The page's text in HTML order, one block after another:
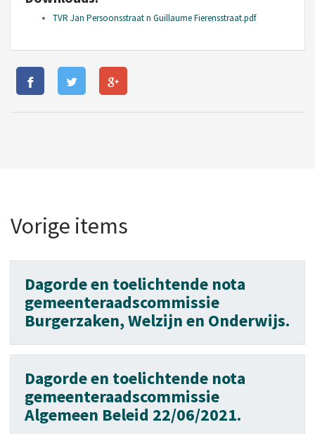
TVR Jan Persoonsstraat n Guillaume Fierensstraat.pdf
Vorige items
Dagorde en toelichtende nota
gemeenteraadscommissie
Burgerzaken, Welzijn en Onderwijs.
Dagorde en toelichtende nota
gemeenteraadscommissie
Algemeen Beleid 22/06/2021.